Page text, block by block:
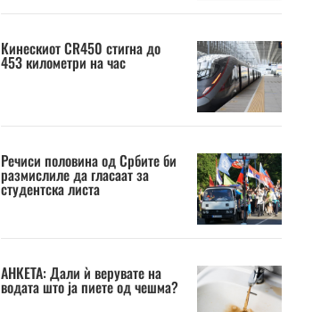
Кинескиот CR450 стигна до
453 километри на час
Речиси половина од Србите би
размислиле да гласаат за
студентска листа
АНКЕТА: Дали ѝ верувате на
водата што ја пиете од чешма?